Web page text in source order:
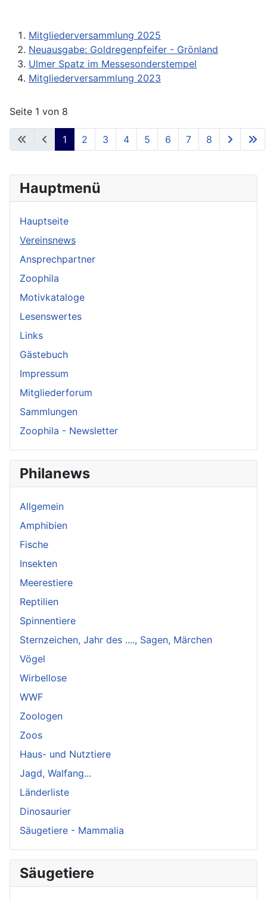
Hauptmenü
Hauptseite
Vereinsnews
Ansprechpartner
Zoophila
Motivkataloge
Lesenswertes
Links
Gästebuch
Impressum
Mitgliederforum
Sammlungen
Zoophila - Newsletter
Philanews
Allgemein
Amphibien
Fische
Insekten
Meerestiere
Reptilien
Spinnentiere
Sternzeichen, Jahr des ...., Sagen, Märchen
Vögel
Wirbellose
WWF
Zoologen
Zoos
Haus- und Nutztiere
Jagd, Walfang...
Länderliste
Dinosaurier
Säugetiere - Mammalia
Säugetiere
Mitgliederversammlung 2025
Neuausgabe: Goldregenpfeifer - Grönland
Ulmer Spatz im Messesonderstempel
Mitgliederversammlung 2023
Seite 1 von 8
1 2 3 4 5 6 7 8